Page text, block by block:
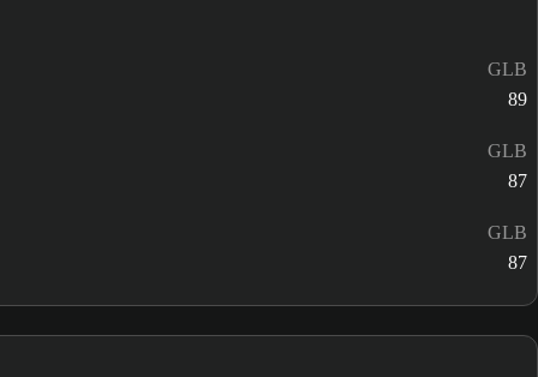
GLB
89
GLB
87
GLB
87